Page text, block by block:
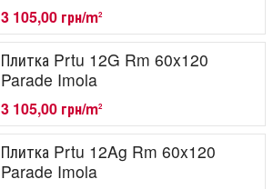
3 105,00 грн/m2
Плитка Prtu 12G Rm 60x120
Parade Imola
3 105,00 грн/m2
Плитка Prtu 12Ag Rm 60x120
Parade Imola